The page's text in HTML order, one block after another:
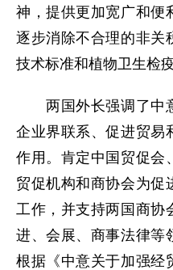
神，提供更加宽广和便
逐步消除不合理的非关
技术标准和植物卫生检
两国外长强调了中
企业界联系、促进贸易
作用。肯定中国贸促会
贸促机构和商协会为促
工作，并支持两国商协
进、会展、商事法律等
根据《中意关于加强经